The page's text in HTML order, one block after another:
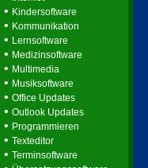
• Kindersoftware
• Kommunikation
• Lernsoftware
• Medizinsoftware
• Multimedia
• Musiksoftware
• Office Updates
• Outlook Updates
• Programmieren
• Texteditor
• Terminsoftware